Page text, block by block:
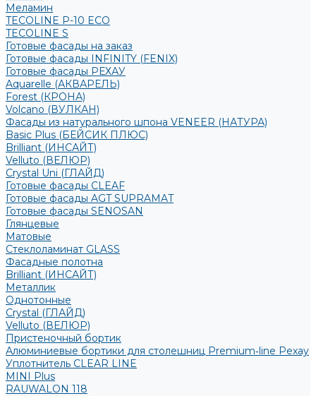
Меламин
TECOLINE P-10 ECO
TECOLINE S
Готовые фасады на заказ
Готовые фасады INFINITY (FENIX)
Готовые фасады РЕХАУ
Aquarelle (АКВАРЕЛЬ)
Forest (КРОНА)
Volcano (ВУЛКАН)
Фасады из натурального шпона VENEER (НАТУРА)
Basic Plus (БЕЙСИК ПЛЮС)
Brilliant (ИНСАЙТ)
Velluto (ВЕЛЮР)
Crystal Uni (ГЛАЙД)
Готовые фасады CLEAF
Готовые фасады AGT SUPRAMAT
Готовые фасады SENOSAN
Глянцевые
Матовые
Стеклоламинат GLASS
Фасадные полотна
Brilliant (ИНСАЙТ)
Металлик
Однотонные
Crystal (ГЛАЙД)
Velluto (ВЕЛЮР)
Пристеночный бортик
Алюминиевые бортики для столешниц Premium‑line Рехау
Уплотнитель CLEAR LINE
MINI Plus
RAUWALON 118